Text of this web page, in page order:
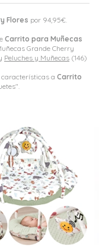
Flores por 94,95€.
Carrito para Muñecas
Grande Cherry
Peluches y Muñecas (146)
a Carrito